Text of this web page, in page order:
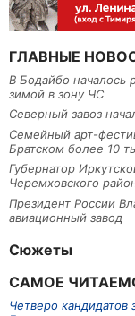
ГЛАВНЫЕ
В Бодайбо началось
зимой в зону ЧС
Северный завоз
Семейный арт-
Братском более 10
Губернатор
Черемховского
Президент России
авиационный завод
Сюжеты
САМОЕ
Четверо